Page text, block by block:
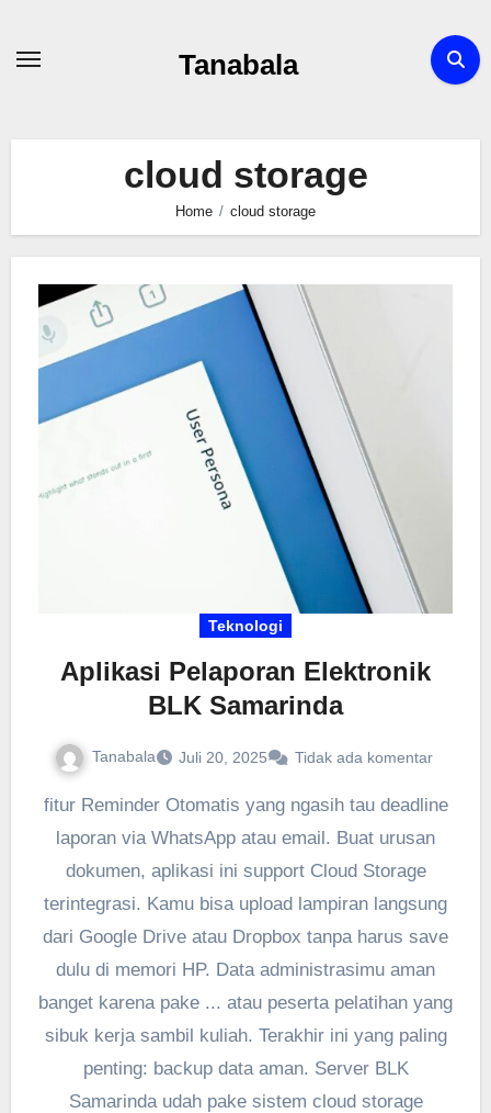
Tanabala
cloud storage
Home cloud storage
Teknologi
Aplikasi Pelaporan Elektronik
BLK Samarinda
Tanabala Juli 20, 2025 Tidak ada komentar
fitur Reminder Otomatis yang ngasih tau deadline
laporan via WhatsApp atau email. Buat urusan
dokumen, aplikasi ini support Cloud Storage
terintegrasi. Kamu bisa upload lampiran langsung
dari Google Drive atau Dropbox tanpa harus save
dulu di memori HP. Data administrasimu aman
banget karena pake ... atau peserta pelatihan yang
sibuk kerja sambil kuliah. Terakhir ini yang paling
penting: backup data aman. Server BLK
Samarinda udah pake sistem cloud storage